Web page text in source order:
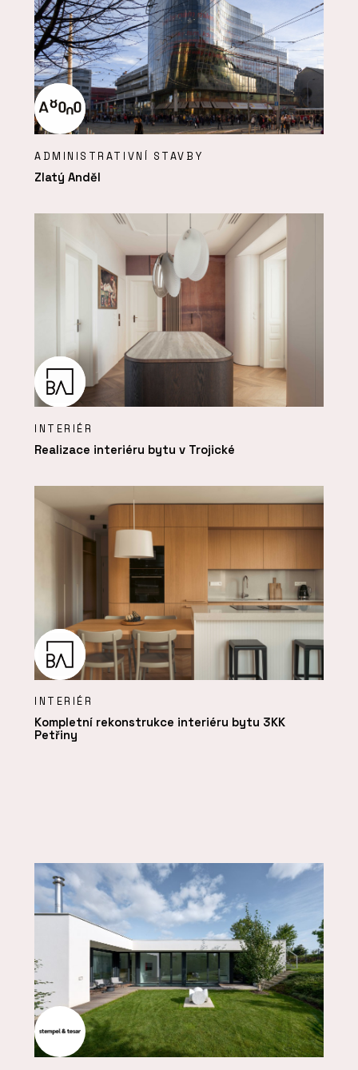
ADMINISTRATIVNÍ STAVBY
Zlatý Anděl
INTERIÉR
Realizace interiéru bytu v Trojické
INTERIÉR
Kompletní rekonstrukce interiéru bytu 3KK
Petřiny